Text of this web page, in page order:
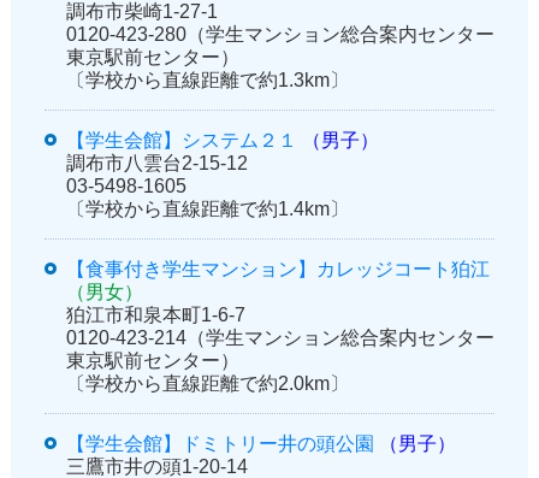
調布市柴崎1-27-1
0120-423-280（学生マンション総合案内センター
東京駅前センター）
〔学校から直線距離で約1.3km〕
【学生会館】システム２１
（男子）
調布市八雲台2-15-12
03-5498-1605
〔学校から直線距離で約1.4km〕
【食事付き学生マンション】カレッジコート狛江
（男女）
狛江市和泉本町1-6-7
0120-423-214（学生マンション総合案内センター
東京駅前センター）
〔学校から直線距離で約2.0km〕
【学生会館】ドミトリー井の頭公園
（男子）
三鷹市井の頭1-20-14